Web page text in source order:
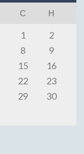
С Н
1
2
8
9
15
16
22
23
29
30